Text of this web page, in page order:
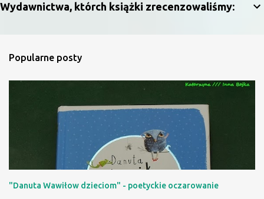
t
z
e
Wydawnictwa, którch książki zrecenzowaliśmy:
Popularne posty
"Danuta Wawiłow dzieciom" - poetyckie oczarowanie